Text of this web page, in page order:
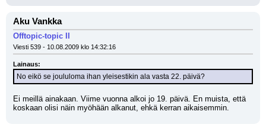
Aku Vankka
Offtopic-topic II
Viesti 539 - 10.08.2009 klo 14:32:16
Lainaus:
No eikö se joululoma ihan yleisestikin ala vasta 22. päivä?
Ei meillä ainakaan. Viime vuonna alkoi jo 19. päivä. En muista, että
koskaan olisi näin myöhään alkanut, ehkä kerran aikaisemmin.